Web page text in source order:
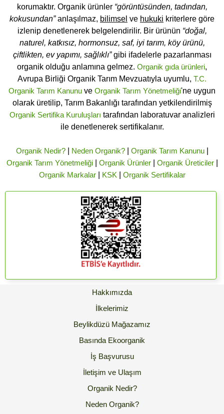
korumaktır. Organik ürünler “görüntüsünden, tadından,
kokusundan”anlaşılmaz, bilimsel ve hukuki kriterlere göre
izlenip denetlenerek belgelendirilir. Bir ürünün “doğal,
naturel, katkısız, hormonsuz, saf, iyi tarım, köy ürünü,
çiftlikten, ev yapımı, sağlıklı”gibi ifadelerle pazarlanması
organik olduğu anlamına gelmez. Organik gıda ürünleri,
Avrupa Birliği Organik Tarım Mevzuatıyla uyumlu, T.C.
Organik Tarım Kanunu ve Organik Tarım Yönetmeliği'ne uygun
olarak üretilip, Tarım Bakanlığı tarafından yetkilendirilmiş
Organik Sertifika Kuruluşları tarafından laboratuvar analizleri
ile denetlenerek sertifikalanır.
Organik Nedir?| Neden Organik?| Organik Tarım Kanunu|
Organik Tarım Yönetmeliği| Organik Ürünler| Organik Üreticiler|
Organik Markalar| KSK Organik Sertifikalar
Hakkımızda
İlkelerimiz
Beylikdüzü Mağazamız
Basında Ekoorganik
İş Başvurusu
İletişim ve Ulaşım
Organik Nedir?
Neden Organik?